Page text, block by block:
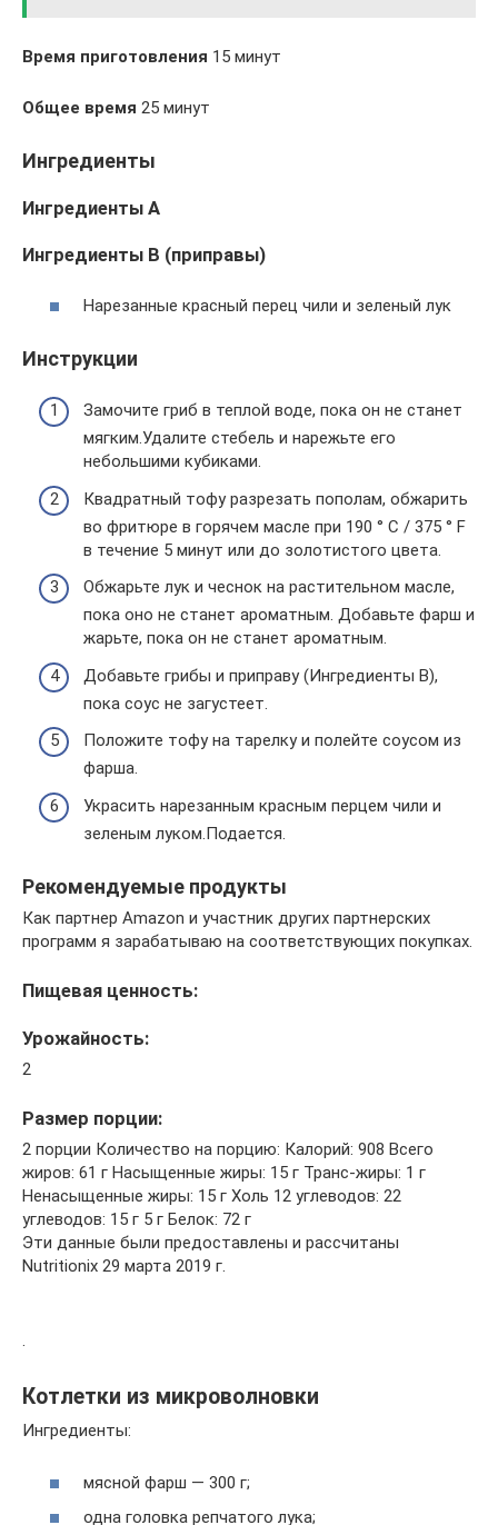
Время приготовления 15 минут
Общее время 25 минут
Ингредиенты
Ингредиенты A
Ингредиенты B (приправы)
Нарезанные красный перец чили и зеленый лук
Инструкции
Замочите гриб в теплой воде, пока он не станет
мягким.Удалите стебель и нарежьте его
небольшими кубиками.
Квадратный тофу разрезать пополам, обжарить
во фритюре в горячем масле при 190 ° C / 375 ° F
в течение 5 минут или до золотистого цвета.
Обжарьте лук и чеснок на растительном масле,
пока оно не станет ароматным. Добавьте фарш и
жарьте, пока он не станет ароматным.
Добавьте грибы и приправу (Ингредиенты B),
пока соус не загустеет.
Положите тофу на тарелку и полейте соусом из
фарша.
Украсить нарезанным красным перцем чили и
зеленым луком.Подается.
Рекомендуемые продукты
Как партнер Amazon и участник других партнерских
программ я зарабатываю на соответствующих покупках.
Пищевая ценность:
Урожайность:
2
Размер порции:
2 порции Количество на порцию: Калорий: 908 Всего
жиров: 61 г Насыщенные жиры: 15 г Транс-жиры: 1 г
Ненасыщенные жиры: 15 г Холь 12 углеводов: 22
углеводов: 15 г 5 г Белок: 72 г
Эти данные были предоставлены и рассчитаны
Nutritionix 29 марта 2019 г.
.
Котлетки из микроволновки
Ингредиенты:
мясной фарш — 300 г;
одна головка репчатого лука;